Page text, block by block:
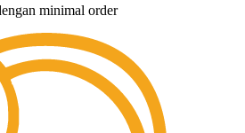
minimal order